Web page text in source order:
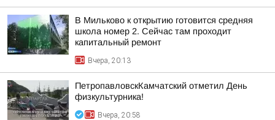
В Мильково к открытию готовится средняя
школа номер 2. Сейчас там проходит
капитальный ремонт
Вчера, 20:13
ПетропавловскКамчатский отметил День
физкультурника!
Вчера, 20:58